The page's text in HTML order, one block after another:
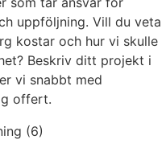
uppföljning. Vill du veta
kostar och hur vi skulle
Beskriv ditt projekt i
vi snabbt med
offert.